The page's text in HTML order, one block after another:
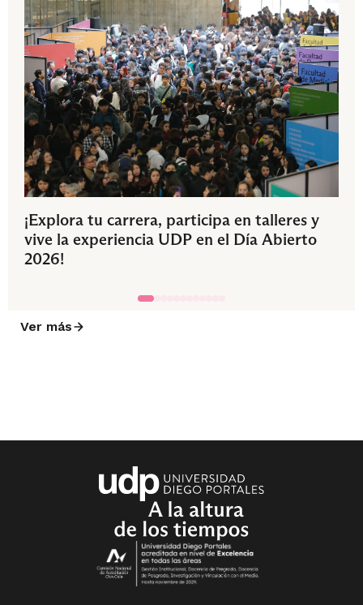
¡Explora tu carrera, participa en talleres y
vive la experiencia UDP en el Día Abierto
2026!
Ver más